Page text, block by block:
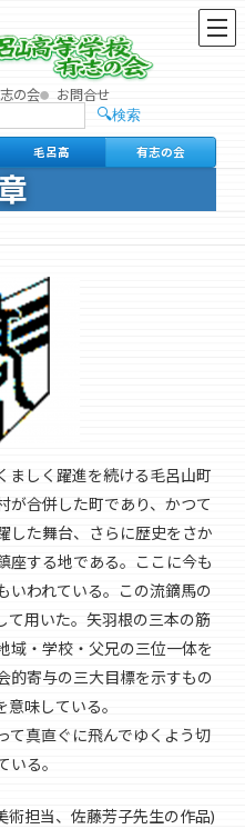
の会 お問合せ
検索
毛呂高 有志の会
しく躍進を続ける毛呂山町
が合併した町であり、かつて
した舞台、さらに歴史をさか
座する地である。ここに今も
いわれている。この流鏑馬の
て用いた。矢羽根の三本の筋
域・学校・父兄の三位一体を
的寄与の三大目標を示すもの
味している。
て真直ぐに飛んでゆくよう切
る。
術担当、佐藤芳子先生の作品)